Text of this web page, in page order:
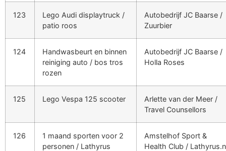
123
Lego Audi displaytruck /
patio roos
Autobedrijf JC Baarse /
Zuurbier
124
Handwasbeurt en binnen
reiniging auto / bos tros
rozen
Autobedrijf JC Baarse /
Holla Roses
125 Lego Vespa 125 scooter
Arlette van der Meer /
Travel Counsellors
126
1 maand sporten voor 2
personen / Lathyrus
Amstelhof Sport &
Health Club /